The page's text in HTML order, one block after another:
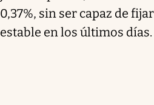
0,37%, sin ser capaz de
estable en los últimos días.